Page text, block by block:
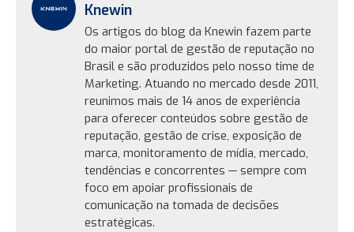
Knewin
Os artigos do blog da Knewin fazem parte
do maior portal de gestão de reputação no
Brasil e são produzidos pelo nosso time de
Marketing. Atuando no mercado desde 2011,
reunimos mais de 14 anos de experiência
para oferecer conteúdos sobre gestão de
reputação, gestão de crise, exposição de
marca, monitoramento de mídia, mercado,
tendências e concorrentes — sempre com
foco em apoiar profissionais de
comunicação na tomada de decisões
estratégicas.